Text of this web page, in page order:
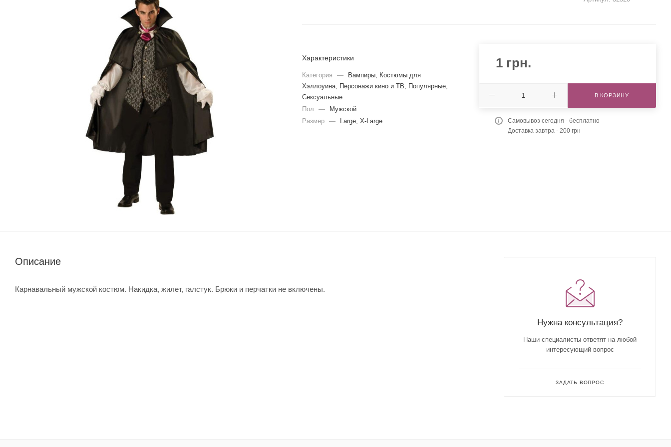
Характеристики
Категория —
Вампиры, Костюмы для
Хэллоуина, Персонажи кино и ТВ, Популярные,
Сексуальные
Пол
—
Мужской
Размер
— Large, X-Large
1грн.
В КОРЗИНУ
Самовывоз сегодня - бесплатно
Доставка завтра - 200 грн
Описание
Карнавальный мужской костюм. Накидка, жилет, галстук. Брюки и перчатки не включены.
Нужна консультация?
Наши специалисты ответят на любой
интересующий вопрос
ЗАДАТЬ ВОПРОС